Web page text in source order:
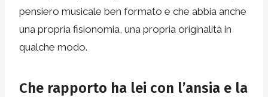
pensiero musicale ben formato e che abbia anche
una propria fisionomia, una propria originalità in
qualche modo.
Che rapporto ha lei con l’ansia e la